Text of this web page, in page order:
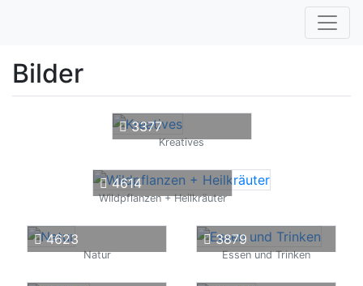
Bilder
3377
Kreatives
4614
Wildpflanzen + Heilkräuter
4623
Natur
3879
Essen und Trinken